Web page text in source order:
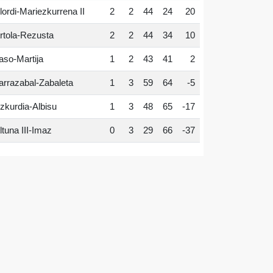
Mariezkurrena II 2 2 44 24 20
Rezusta 2 2 44 34 10
Martija 1 2 43 41 2
Zabaleta 1 3 59 64 -5
Albisu 1 3 48 65 -17
III-Imaz 0 3 29 66 -37